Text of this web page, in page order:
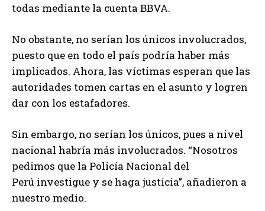
todas mediante la cuenta BBVA.
No obstante, no serían los únicos involucrados,
puesto que en todo el país podría haber más
implicados. Ahora, las víctimas esperan que las
autoridades tomen cartas en el asunto y logren
dar con los estafadores.
Sin embargo, no serían los únicos, pues a nivel
nacional habría más involucrados. “Nosotros
pedimos que la Policía Nacional del
Perú investigue y se haga justicia”, añadieron a
nuestro medio.